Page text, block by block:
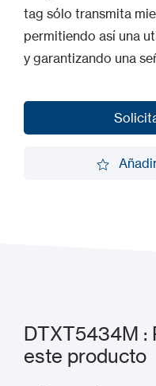
tag sólo transmita
permitiendo así una
y garantizando una
DTXT5434M :
este producto